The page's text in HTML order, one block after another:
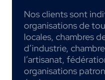
Nos clients sont
organisations de
locales, chambres
d’industrie,
l’artisanat,
organisations